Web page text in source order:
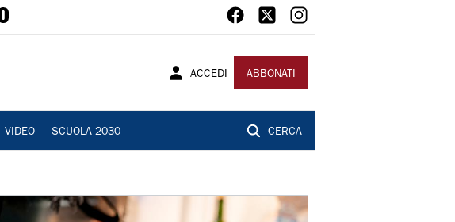
ACCEDI ABBONATI
VIDEO SCUOLA 2030 CERCA